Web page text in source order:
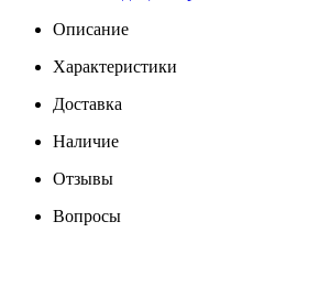
Описание
Характеристики
Доставка
Наличие
Отзывы
Вопросы